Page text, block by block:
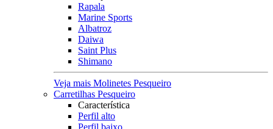
Rapala
Marine Sports
Albatroz
Daiwa
Saint Plus
Shimano
Veja mais Molinetes Pesqueiro
Carretilhas Pesqueiro
Característica
Perfil alto
Perfil baixo